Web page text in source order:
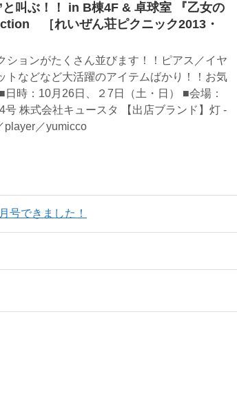
と叫ぶ！！ in B棟4F & 卓球室 『乙女の
［れいぜん荘ピクニック2013・
ションがたくさん並びます！！ピアス／イヤ
トなどなど大活躍のアイテムばかり！！お気
時：10月26日、２7日（土・日） ■会場：
株式会社キュースタ 【出店ブランド】灯 -
player／yumicco
号できました！